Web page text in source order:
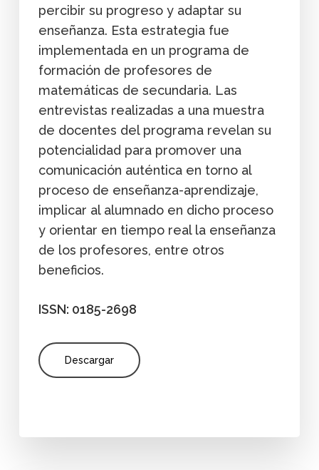
percibir su progreso y adaptar su
enseñanza. Esta estrategia fue
implementada en un programa de
formación de profesores de
matemáticas de secundaria. Las
entrevistas realizadas a una muestra
de docentes del programa revelan su
potencialidad para promover una
comunicación auténtica en torno al
proceso de enseñanza-aprendizaje,
implicar al alumnado en dicho proceso
y orientar en tiempo real la enseñanza
de los profesores, entre otros
beneficios.
ISSN: 0185-2698
Descargar